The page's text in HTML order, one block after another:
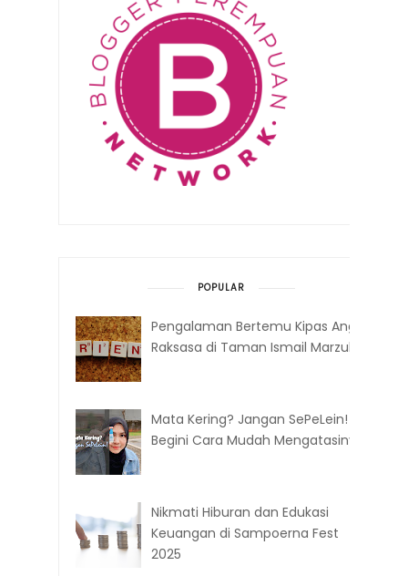
POPULAR
Pengalaman Bertemu Kipas Angin
Raksasa di Taman Ismail Marzuki
Mata Kering? Jangan SePeLein!
Begini Cara Mudah Mengatasinya
Nikmati Hiburan dan Edukasi
Keuangan di Sampoerna Fest
2025